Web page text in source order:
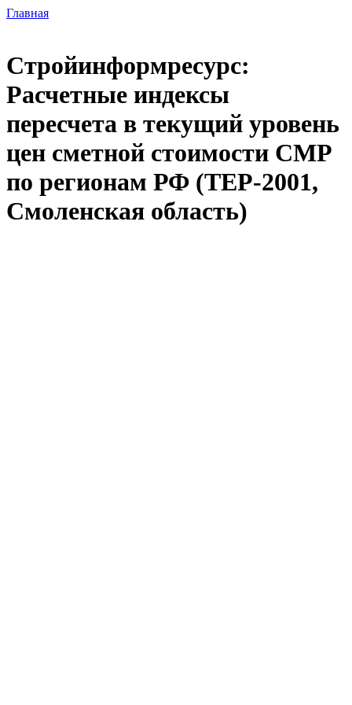
Главная
Стройинформресурс:
Расчетные индексы
пересчета в текущий уровень
цен сметной стоимости СМР
по регионам РФ (ТЕР-2001,
Смоленская область)